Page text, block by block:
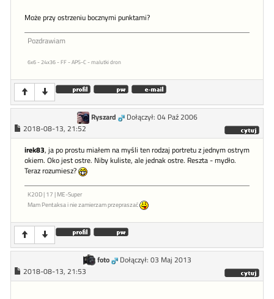
Może przy ostrzeniu bocznymi punktami?
Pozdrawiam
6x6 - 24x36 - FF - APS-C - malutki dron
Ryszard
Dołączył: 04 Paź 2006
2018-08-13, 21:52
irek83, ja po prostu miałem na myśli ten rodzaj portretu z jednym ostrym
okiem. Oko jest ostre. Niby kuliste, ale jednak ostre. Reszta - mydło.
Teraz rozumiesz?
K20D | 17 | ME-Super
Mam Pentaksa i nie zamierzam przepraszać
foto
Dołączył: 03 Maj 2013
2018-08-13, 21:53